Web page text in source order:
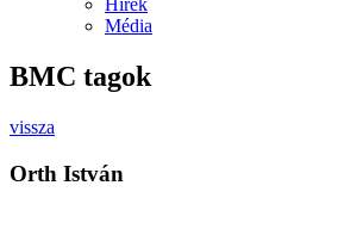
Hírek
Média
BMC tagok
vissza
Orth István